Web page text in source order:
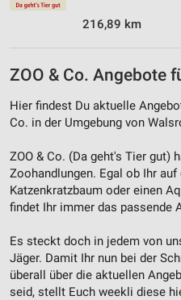
216,89 km
ZOO & Co. Angebote
Hier findest Du aktuelle
Co. in der Umgebung von
ZOO & Co. (Da geht's Tier gut)
Zoohandlungen. Egal ob Ihr
Katzenkratzbaum oder einen
findet Ihr immer das passende
Es steckt doch in jedem von
Jäger. Damit Ihr nun bei der
überall über die aktuellen
seid, stellt Euch weekli diese
Verwendung von Profilen zur
personalisierter Inhalte
Analyse von Zielgruppen
Quellen
Entwicklung und
Verwendung reduzierter
IAB-Besonderheiten:
Verwendung genauer